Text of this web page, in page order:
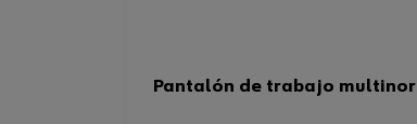
Pantalón de trabajo